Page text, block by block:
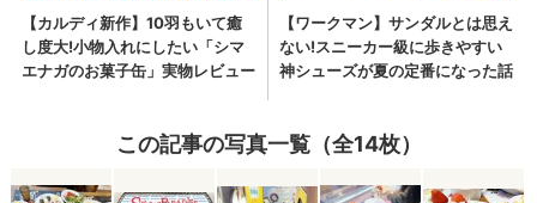
この記事の写真一覧（全14枚）